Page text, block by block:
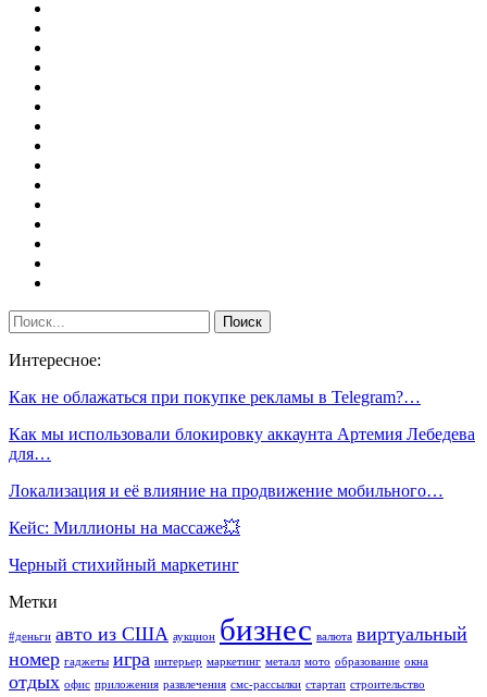
Интересное:
Как не облажаться при покупке рекламы в Telegram?…
Как мы использовали блокировку аккаунта Артемия Лебедева
для…
Локализация и её влияние на продвижение мобильного…
Кейс: Миллионы на массаже💥
Черный стихийный маркетинг
Метки
#деньги авто из США аукцион бизнес валюта виртуальный
номер гаджеты игра интерьер маркетинг металл мото образование окна
отдых офис приложения развлечения смс-рассылки стартап строительство